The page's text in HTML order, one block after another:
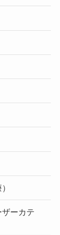
ーカテ